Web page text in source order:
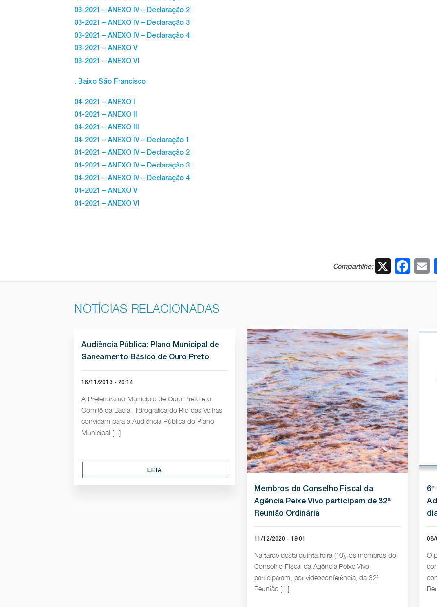
03-2021 – ANEXO IV – Declaração 2
03-2021 – ANEXO IV – Declaração 3
03-2021 – ANEXO IV – Declaração 4
03-2021 – ANEXO V
03-2021 – ANEXO VI
. Baixo São Francisco
04-2021 – ANEXO I
04-2021 – ANEXO II
04-2021 – ANEXO III
04-2021 – ANEXO IV – Declaração 1
04-2021 – ANEXO IV – Declaração 2
04-2021 – ANEXO IV – Declaração 3
04-2021 – ANEXO IV – Declaração 4
04-2021 – ANEXO V
04-2021 – ANEXO VI
Compartilhe: X
NOTÍCIAS RELACIONADAS
Audiência Pública: Plano Municipal de
Saneamento Básico de Ouro Preto
16/11/2013 - 20:14
A Prefeitura no Município de Ouro Preto e o
Comitê da Bacia Hidrográfica do Rio das Velhas
convidam para a Audiência Pública do Plano
Municipal [...]
LEIA
Membros do Conselho Fiscal da
Agência Peixe Vivo participam de 32ª
Reunião Ordinária
11/12/2020 - 19:01
Na tarde desta quinta-feira (10), os membros do
Conselho Fiscal da Agência Peixe Vivo
participaram, por videoconferência, da 32ª
Reunião [...]
08/
O